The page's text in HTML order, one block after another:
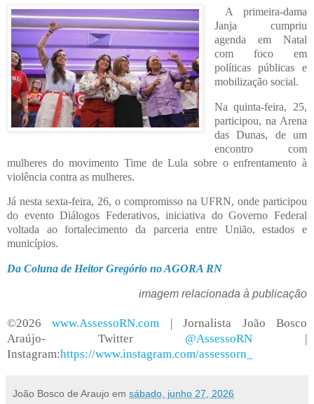
A primeira-dama
Janja cumpriu
agenda em Natal
com foco em
políticas públicas e
mobilização social.
Na quinta-feira, 25,
participou, na Arena
das Dunas, de um
encontro com
mulheres do movimento Time de Lula sobre o enfrentamento à
violência contra as mulheres.
Já nesta sexta-feira, 26, o compromisso na UFRN, onde participou
do evento Diálogos Federativos, iniciativa do Governo Federal
voltada ao fortalecimento da parceria entre União, estados e
municípios.
Da Coluna de Heitor Gregório no AGORA RN
imagem relacionada à publicação
©2026www.AssessoRN.com | Jornalista João Bosco
Araújo- Twitter @AssessoRN |
Instagram:https://www.instagram.com/assessorn_
João Bosco de Araujo em sábado, junho 27, 2026